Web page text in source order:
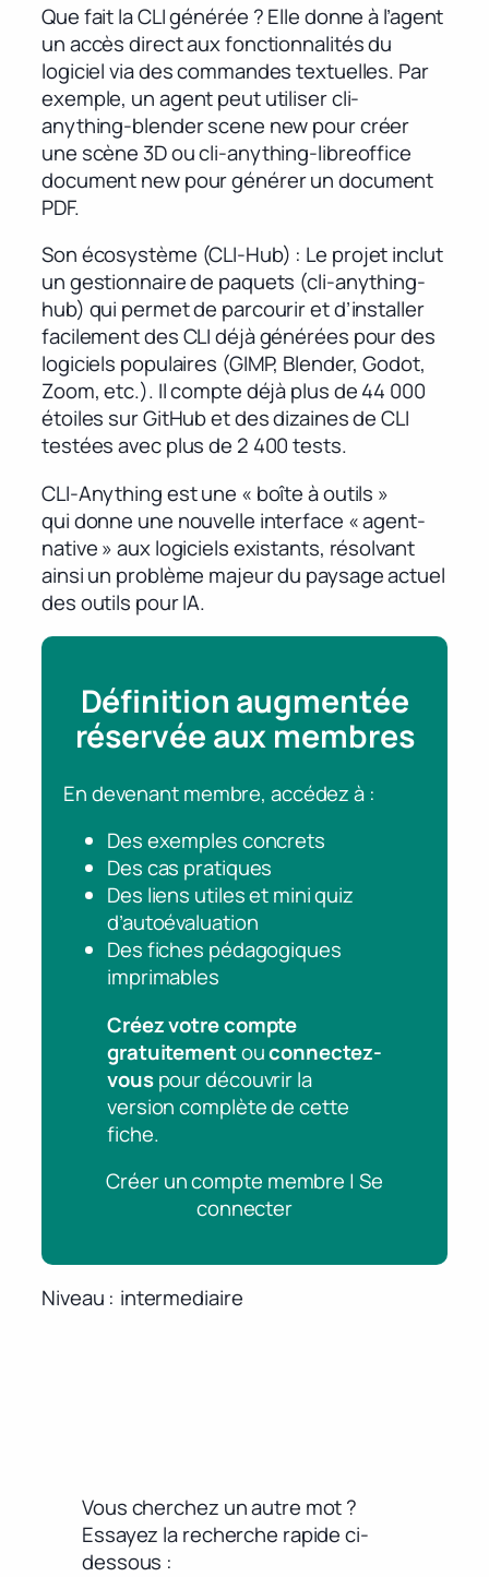
Que fait la CLI générée ? Elle donne à l’agent
un accès direct aux fonctionnalités du
logiciel via des commandes textuelles. Par
exemple, un agent peut utiliser cli-
anything-blender scene new pour créer
une scène 3D ou cli-anything-libreoffice
document new pour générer un document
PDF.
Son écosystème (CLI-Hub) : Le projet inclut
un gestionnaire de paquets (cli-anything-
hub) qui permet de parcourir et d’installer
facilement des CLI déjà générées pour des
logiciels populaires (GIMP, Blender, Godot,
Zoom, etc.). Il compte déjà plus de 44 000
étoiles sur GitHub et des dizaines de CLI
testées avec plus de 2 400 tests.
CLI-Anything est une « boîte à outils »
qui donne une nouvelle interface « agent-
native » aux logiciels existants, résolvant
ainsi un problème majeur du paysage actuel
des outils pour IA.
Définition augmentée
réservée aux membres
En devenant membre, accédez à :
Des exemples concrets
Des cas pratiques
Des liens utiles et mini quiz
d’autoévaluation
Des fiches pédagogiques
imprimables
Créez votre compte
gratuitementouconnectez-
vouspour découvrir la
version complète de cette
fiche.
Créer un compte membre | Se
connecter
Niveau intermediaire
Vous cherchez un autre mot ?
Essayez la recherche rapide ci-
dessous :